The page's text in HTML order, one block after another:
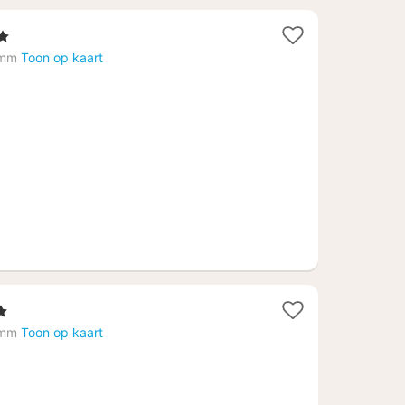
Toon op kaart
Toon op kaart